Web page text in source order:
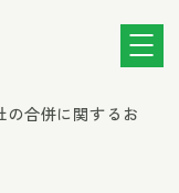
の合併に関するお